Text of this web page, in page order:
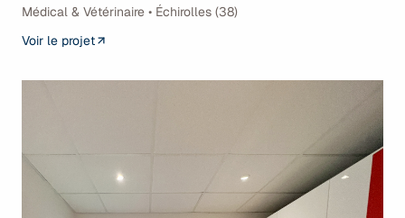
Médical & Vétérinaire • Échirolles (38)
Voir le projet